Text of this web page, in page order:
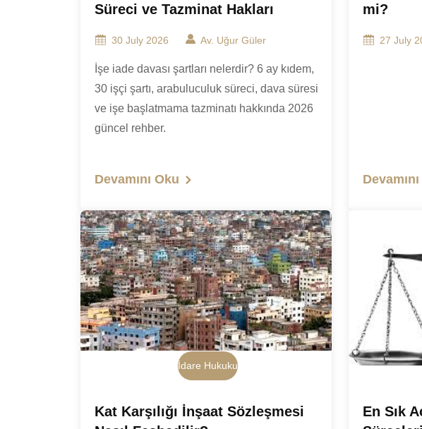
Süreci ve Tazminat Hakları
30 July 2026 Av. Uğur Güler
İşe iade davası şartları nelerdir? 6 ay kıdem,
30 işçi şartı, arabuluculuk süreci, dava süresi
ve işe başlatmama tazminatı hakkında 2026
güncel rehber.
Devamını Oku
mi?
27 July
İdare Hukuku
Kat Karşılığı İnşaat Sözleşmesi
En Sık